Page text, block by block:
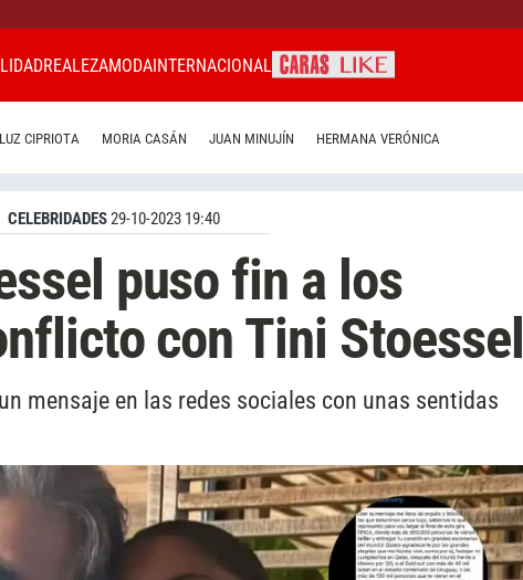
REALEZAMODAINTERNACIONAL
LUZ CIPRIOTA MORIA CASÁN JUAN MINUJÍN HERMANA VERÓNICA
CELEBRIDADES29-10-2023 19:40
puso fin a los
con Tini Stoessel
mensaje en las redes sociales con unas sentidas